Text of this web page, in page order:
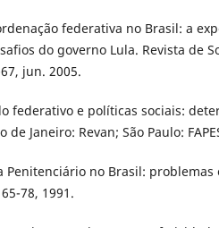
federativa no Brasil: a
do governo Lula. Revista de
jun. 2005.
federativo e políticas sociais:
Janeiro: Revan; São Paulo:
Penitenciário no Brasil: problemas
78, 1991.